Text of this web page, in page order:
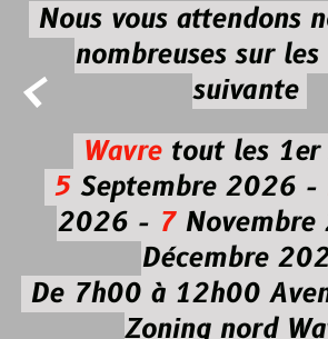

Nous vous attendons
nombreuses sur les
suivante
Wavretout les 1er
5Septembre 2026 -
2026 -7Novembre
Décembre
De 7h00 à 12h00
Zoning nord